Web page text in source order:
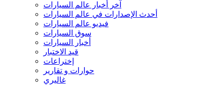
آخر أخبار عالم السيارات
أحدث الإصدارات في عالم السيارات
فيديو عالم السيارات
سوق السيارات
أخبار السيارات
قيد الاختبار
إختراعات
حوارات و تقارير
غاليري